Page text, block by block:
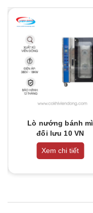
Lò nướng bánh mì
đối lưu 10 VN
Xem chi tiết